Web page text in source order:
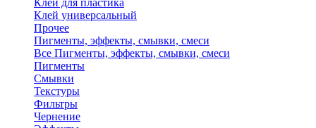
Клей для пластика
Клей универсальный
Прочее
Пигменты, эффекты, смывки, смеси
Все Пигменты, эффекты, смывки, смеси
Пигменты
Смывки
Текстуры
Фильтры
Чернение